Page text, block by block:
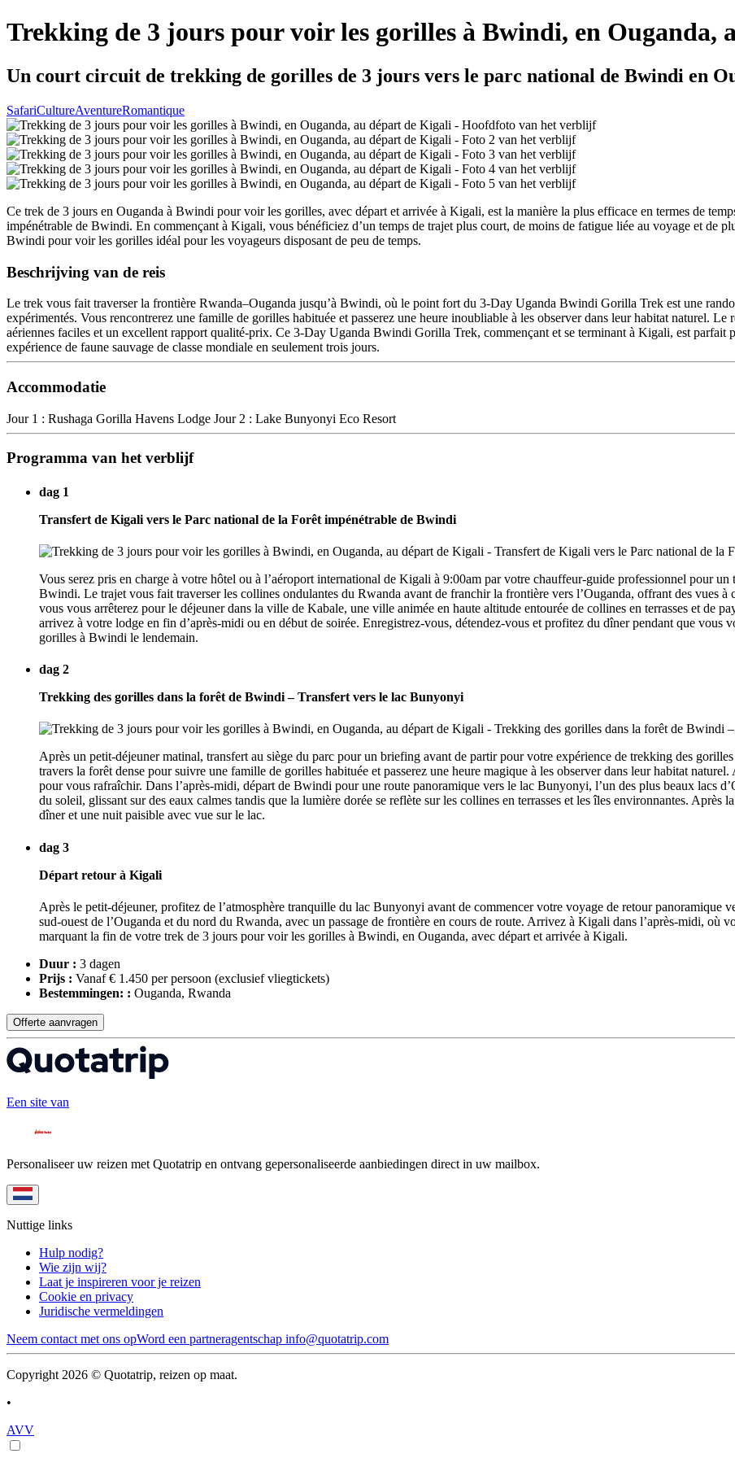
Trekking de 3 jours pour voir les gorilles à Bwindi, en Ouganda,
Un court circuit de trekking de gorilles de 3 jours vers le parc national de Bwindi en
SafariCultureAventureRomantique
Ce trek de 3 jours en Ouganda à Bwindi pour voir les gorilles, avec départ et arrivée à Kigali, est la manière la plus efficace en termes de
impénétrable de Bwindi. En commençant à Kigali, vous bénéficiez d’un temps de trajet plus court, de moins de fatigue liée au voyage et de
Bwindi pour voir les gorilles idéal pour les voyageurs disposant de peu de temps.
Beschrijving van de reis
Le trek vous fait traverser la frontière Rwanda–Ouganda jusqu’à Bwindi, où le point fort du 3-Day Uganda Bwindi Gorilla Trek est une
expérimentés. Vous rencontrerez une famille de gorilles habituée et passerez une heure inoubliable à les observer dans leur habitat naturel.
aériennes faciles et un excellent rapport qualité-prix. Ce 3-Day Uganda Bwindi Gorilla Trek, commençant et se terminant à Kigali, est parfait
expérience de faune sauvage de classe mondiale en seulement trois jours.
Accommodatie
Jour 1 : Rushaga Gorilla Havens Lodge Jour 2 : Lake Bunyonyi Eco Resort
Programma van het verblijf
dag 1
Transfert de Kigali vers le Parc national de la Forêt impénétrable de Bwindi
Vous serez pris en charge à votre hôtel ou à l’aéroport international de Kigali à 9:00am par votre chauffeur-guide professionnel pour
Bwindi. Le trajet vous fait traverser les collines ondulantes du Rwanda avant de franchir la frontière vers l’Ouganda, offrant des vues
vous vous arrêterez pour le déjeuner dans la ville de Kabale, une ville animée en haute altitude entourée de collines en terrasses et de
arrivez à votre lodge en fin d’après-midi ou en début de soirée. Enregistrez-vous, détendez-vous et profitez du dîner pendant que
gorilles à Bwindi le lendemain.
dag 2
Trekking des gorilles dans la forêt de Bwindi – Transfert vers le lac Bunyonyi
Après un petit-déjeuner matinal, transfert au siège du parc pour un briefing avant de partir pour votre expérience de trekking des
travers la forêt dense pour suivre une famille de gorilles habituée et passerez une heure magique à les observer dans leur habitat
pour vous rafraîchir. Dans l’après-midi, départ de Bwindi pour une route panoramique vers le lac Bunyonyi, l’un des plus beaux lacs
du soleil, glissant sur des eaux calmes tandis que la lumière dorée se reflète sur les collines en terrasses et les îles environnantes. Après
dîner et une nuit paisible avec vue sur le lac.
dag 3
Départ retour à Kigali
Après le petit-déjeuner, profitez de l’atmosphère tranquille du lac Bunyonyi avant de commencer votre voyage de retour panoramique
sud-ouest de l’Ouganda et du nord du Rwanda, avec un passage de frontière en cours de route. Arrivez à Kigali dans l’après-midi, où
marquant la fin de votre trek de 3 jours pour voir les gorilles à Bwindi, en Ouganda, avec départ et arrivée à Kigali.
Duur : 3 dagen
Prijs : Vanaf € 1.450 per persoon (exclusief vliegtickets)
Bestemmingen: : Ouganda, Rwanda
Offerte aanvragen
Een site van
Personaliseer uw reizen met Quotatrip en ontvang gepersonaliseerde aanbiedingen direct in uw mailbox.
Nuttige links
Hulp nodig?
Wie zijn wij?
Laat je inspireren voor je reizen
Cookie en privacy
Juridische vermeldingen
Neem contact met ons opWord een partneragentschap info@quotatrip.com
Copyright 2026 © Quotatrip, reizen op maat.
•
AVV